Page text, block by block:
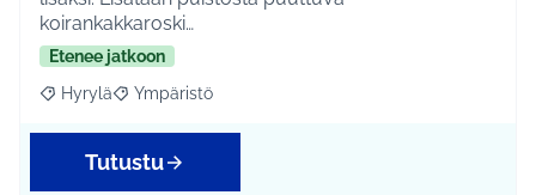
koirankakkaroski…
Etenee jatkoon
Rajaa tulokset aihepiirin mukaan: Hyrylä
Hyrylä Rajaa tulokset teeman mukaan: Ympäristö
Ympäristö
Tutustu